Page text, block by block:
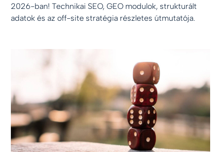
2026-ban! Technikai SEO, GEO modulok, strukturált
adatok és az off-site stratégia részletes útmutatója.